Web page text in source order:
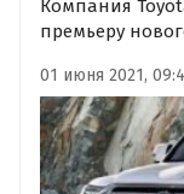
Компания
премьеру
июня, пишут
тизерное
Toyota.
01 июня 2021,